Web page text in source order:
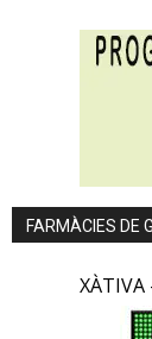
FARMÀCIES DE